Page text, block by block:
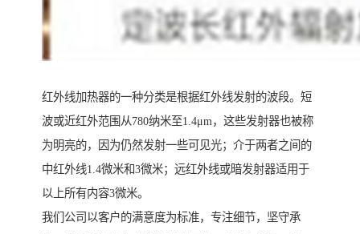
红外线加热器的一种分类是根据红外线发射的波段。短
波或近红外范围从780纳米至1.4μm，这些发射器也被称
为明亮的，因为仍然发射一些可见光；介于两者之间的
中红外线1.4微米和3微米；远红外线或暗发射器适用于
以上所有内容3微米。
我们公司以客户的满意度为标准，专注细节，坚守承